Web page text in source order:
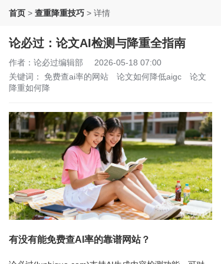
首页 > 查重降重技巧 > 详情
论必过：论文AI检测与降重全指南
作者：论必过编辑部
2026-05-18 07:00
关键词： 免费查ai率的网站 论文如何降低aigc
论文
降重如何降
有没有能免费查AI率的靠谱网站？